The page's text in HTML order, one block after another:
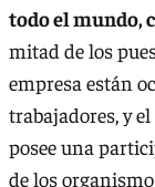
todo el mundo,
mitad de los
empresa están
trabajadores, y
posee una
de los